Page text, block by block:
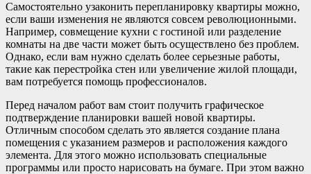
Самостоятельно узаконить перепланировку квартиры можно,
если ваши изменения не являются совсем революционными.
Например, совмещение кухни с гостиной или разделение
комнаты на две части может быть осуществлено без проблем.
Однако, если вам нужно сделать более серьезные работы,
такие как перестройка стен или увеличение жилой площади,
вам потребуется помощь профессионалов.
Перед началом работ вам стоит получить графическое
подтверждение планировки вашей новой квартиры.
Отличным способом сделать это является создание плана
помещения с указанием размеров и расположения каждого
элемента. Для этого можно использовать специальные
программы или просто нарисовать на бумаге. При этом важно